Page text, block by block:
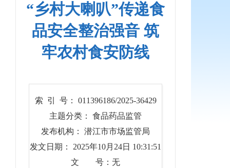
“乡村大喇叭”传递食
品安全整治强音 筑
牢农村食安防线
索 引 号： 011396186/2025-36429
主题分类： 食品药品监管
发布机构： 潜江市市场监管局
发文日期： 2025年10月24日 10:31:51
文 号：无